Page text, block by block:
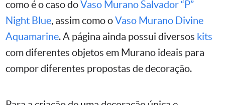
como é o caso doVaso Murano Salvador “P”
Night Blue, assim como oVaso Murano Divine
Aquamarine. A página ainda possui diversos kits
com diferentes objetos em Murano ideais para
compor diferentes propostas de decoração.